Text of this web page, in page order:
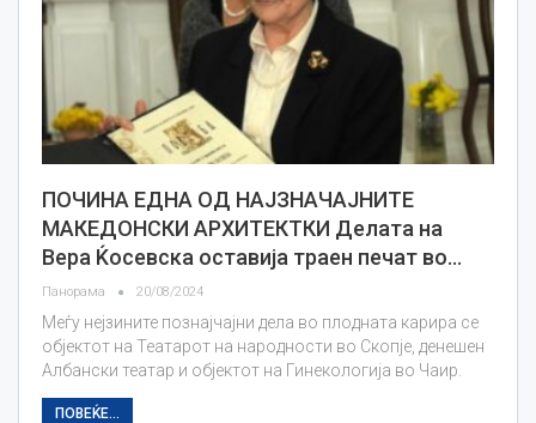
ПОЧИНА ЕДНА ОД НАЈЗНАЧАЈНИТЕ
МАКЕДОНСКИ АРХИТЕКТКИ Делата на
Вера Ќосевска оставија траен печат во…
Панорама 20/08/2024
Меѓу нејзините познајчајни дела во плодната карира се
објектот на Театарот на народности во Скопје, денешен
Албански театар и објектот на Гинекологија во Чаир.
ПОВЕЌЕ...